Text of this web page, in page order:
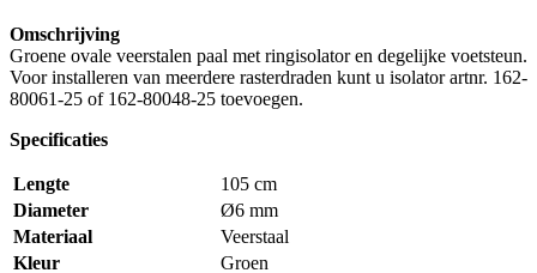
Omschrijving
Groene ovale veerstalen paal met ringisolator en degelijke voetsteun.
Voor installeren van meerdere rasterdraden kunt u isolator artnr. 162-
80061-25 of 162-80048-25 toevoegen.
Specificaties
Lengte
105 cm
Diameter
Ø6 mm
Materiaal
Veerstaal
Kleur
Groen